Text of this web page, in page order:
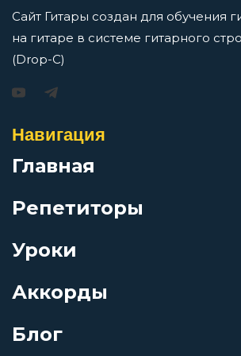
От Питера до Москвы
Письмо
Проплывая над городом
Свинговый переулок
Игорь Растеряев — Безрукавочка:
Просмотров: 15195 чел.
АукцЫон — Возле меня: аккорды
Перейти
Сайт Гитары создан для обучения
на гитаре в системе гитарного
(Drop-C)
Навигация
Главная
Репетиторы
Уроки
Аккорды
Блог